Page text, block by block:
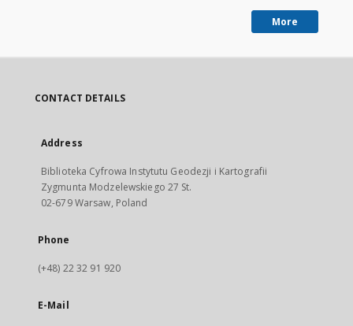
More
CONTACT DETAILS
Address
Biblioteka Cyfrowa Instytutu Geodezji i Kartografii
Zygmunta Modzelewskiego 27 St.
02-679 Warsaw, Poland
Phone
(+48) 22 32 91 920
E-Mail